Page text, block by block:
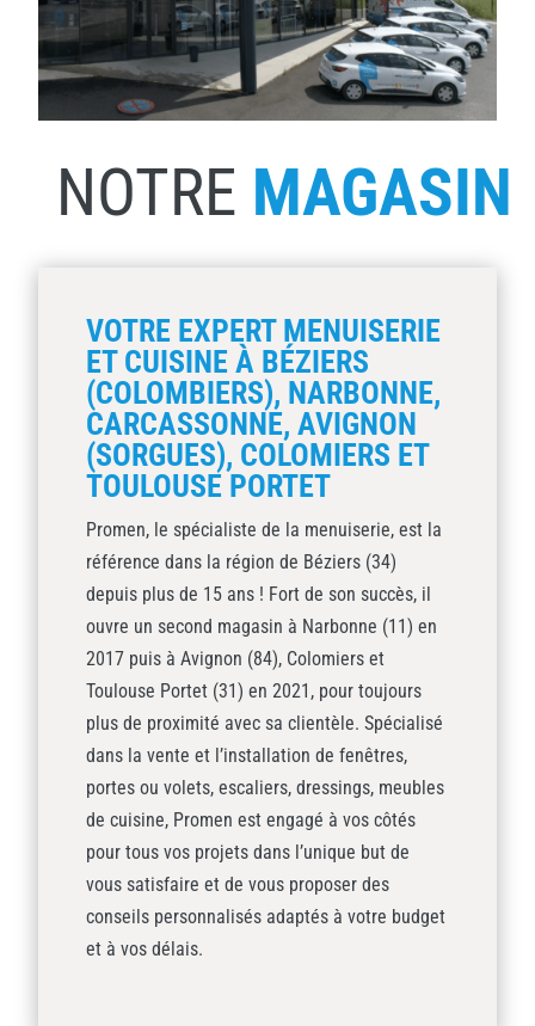
NOTRE MAGASIN
VOTRE EXPERT MENUISERIE
ET CUISINE À BÉZIERS
(COLOMBIERS), NARBONNE,
CARCASSONNE, AVIGNON
(SORGUES), COLOMIERS ET
TOULOUSE PORTET
Promen, le spécialiste de la menuiserie, est la
référence dans la région de Béziers (34)
depuis plus de 15 ans ! Fort de son succès, il
ouvre un second magasin à Narbonne (11) en
2017 puis à Avignon (84), Colomiers et
Toulouse Portet (31) en 2021, pour toujours
plus de proximité avec sa clientèle. Spécialisé
dans la vente et l’installation de fenêtres,
portes ou volets, escaliers, dressings, meubles
de cuisine, Promen est engagé à vos côtés
pour tous vos projets dans l’unique but de
vous satisfaire et de vous proposer des
conseils personnalisés adaptés à votre budget
et à vos délais.